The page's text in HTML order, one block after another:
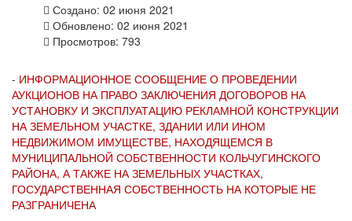
Создано: 02 июня 2021
Обновлено: 02 июня 2021
Просмотров: 793
- ИНФОРМАЦИОННОЕ СООБЩЕНИЕ О ПРОВЕДЕНИИ
АУКЦИОНОВ НА ПРАВО ЗАКЛЮЧЕНИЯ ДОГОВОРОВ НА
УСТАНОВКУ И ЭКСПЛУАТАЦИЮ РЕКЛАМНОЙ КОНСТРУКЦИИ
НА ЗЕМЕЛЬНОМ УЧАСТКЕ, ЗДАНИИ ИЛИ ИНОМ
НЕДВИЖИМОМ ИМУЩЕСТВЕ, НАХОДЯЩЕМСЯ В
МУНИЦИПАЛЬНОЙ СОБСТВЕННОСТИ КОЛЬЧУГИНСКОГО
РАЙОНА, А ТАКЖЕ НА ЗЕМЕЛЬНЫХ УЧАСТКАХ,
ГОСУДАРСТВЕННАЯ СОБСТВЕННОСТЬ НА КОТОРЫЕ НЕ
РАЗГРАНИЧЕНА